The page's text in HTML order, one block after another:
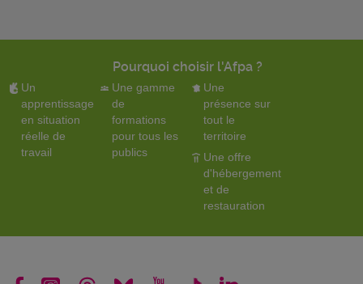
Pourquoi choisir l'Afpa ?
Un
apprentissage
en situation
réelle de
travail
Une gamme
de
formations
pour tous les
publics
Une
présence sur
tout le
territoire
Une offre
d'hébergement
et de
restauration